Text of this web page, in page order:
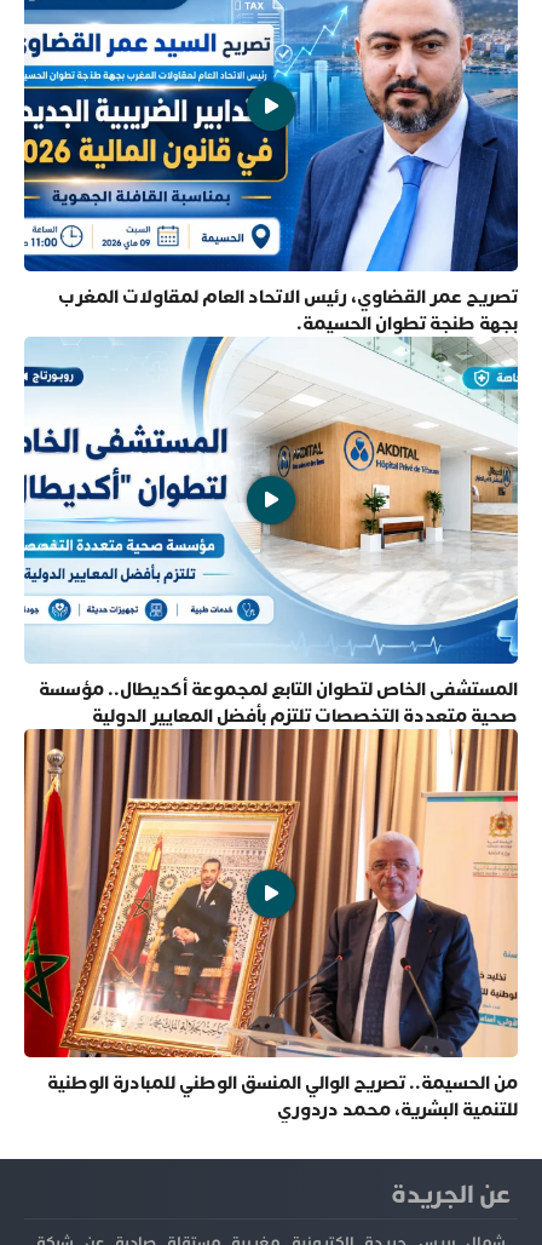
تصريح عمر القضاوي، رئيس الاتحاد العام لمقاولات المغرب
بجهة طنجة تطوان الحسيمة.
المستشفى الخاص لتطوان التابع لمجموعة أكديطال.. مؤسسة
صحية متعددة التخصصات تلتزم بأفضل المعايير الدولية
من الحسيمة.. تصريح الوالي المنسق الوطني للمبادرة الوطنية
للتنمية البشرية، محمد دردوري
عن الجريدة